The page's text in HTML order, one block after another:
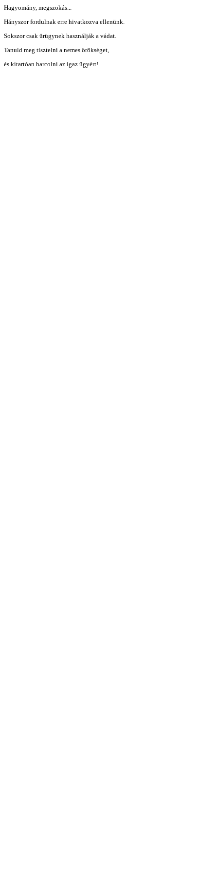
Hagyomány, megszokás...
Hányszor fordulnak erre hivatkozva ellenünk.
Sokszor csak ürügynek használják a vádat.
Tanuld meg tisztelni a nemes örökséget,
és kitartóan harcolni az igaz ügyért!